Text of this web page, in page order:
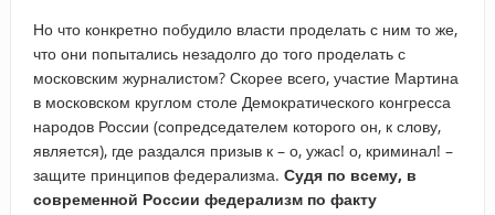
Но что конкретно побудило власти проделать с ним то же,
что они попытались незадолго до того проделать с
московским журналистом? Скорее всего, участие Мартина
в московском круглом столе Демократического конгресса
народов России (сопредседателем которого он, к слову,
является), где раздался призыв к – о, ужас! о, криминал! –
защите принципов федерализма. Судя по всему, в
современной России федерализм по факту